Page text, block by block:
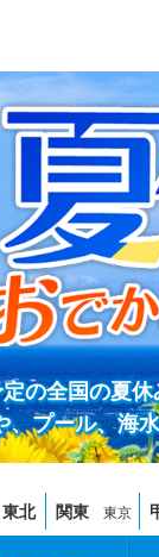
の全国の夏
、プール、海
東北 関東 東京